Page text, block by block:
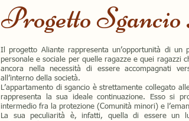
Progetto
Il progetto Aliante rappresenta un’opportunità di un
personale e sociale per quelle ragazze e quei ragazzi
ancora nella necessità di essere accompagnati
all’interno della società.
L’appartamento di sgancio è strettamente collegato
rappresenta la sua ideale continuazione. Esso si
intermedio fra la protezione (Comunità minori) e
La sua peculiarità è, infatti, quella di essere un